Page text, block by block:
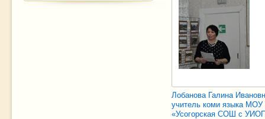
Лобанова Галина
учитель коми языка МОУ
«Усогорская СОШ с